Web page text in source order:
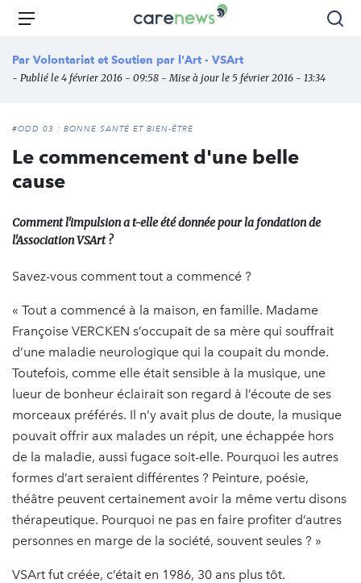
Aller
principal
Carenews,
média
des
l'engagement
Menu
Par Volontariat et Soutien par l'Art - VSArt
- Publié le 4 février 2016 - 09:58 - Mise à jour le 5 février 2016 - 13:34
#ODD 03 : BONNE SANTÉ ET BIEN-ÊTRE
Le commencement d'une belle
cause
Comment l'impulsion a t-elle été donnée pour la fondation de
l'Association VSArt ?
Savez-vous comment tout a commencé ?
« Tout a commencé à la maison, en famille. Madame
Françoise VERCKEN s’occupait de sa mère qui souffrait
d’une maladie neurologique qui la coupait du monde.
Toutefois, comme elle était sensible à la musique, une
lueur de bonheur éclairait son regard à l’écoute de ses
morceaux préférés. Il n’y avait plus de doute, la musique
pouvait offrir aux malades un répit, une échappée hors
de la maladie, aussi fugace soit-elle. Pourquoi les autres
formes d’art seraient différentes ? Peinture, poésie,
théâtre peuvent certainement avoir la même vertu disons
thérapeutique. Pourquoi ne pas en faire profiter d’autres
personnes en marge de la société, souvent seules ? »
VSArt fut créée, c’était en 1986, 30 ans plus tôt.